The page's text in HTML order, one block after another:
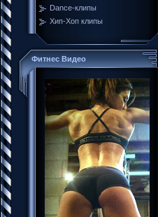
Dance-клипы
Хип-Хоп клипы
Фитнес Видео